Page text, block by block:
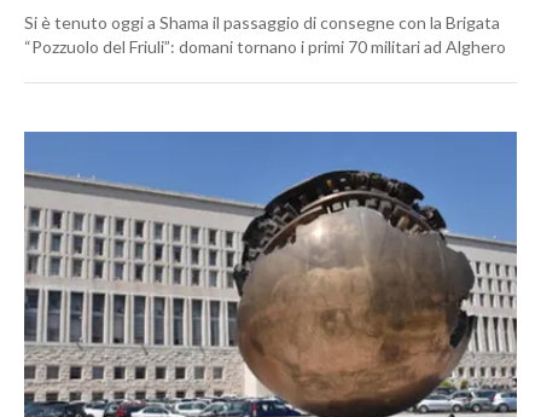
Si è tenuto oggi a Shama il passaggio di consegne con la Brigata
“Pozzuolo del Friuli”: domani tornano i primi 70 militari ad Alghero